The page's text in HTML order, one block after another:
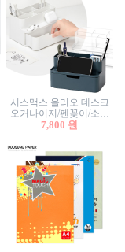
시스맥스 올리오 데스크
오거나이저/펜꽂이/소품
꽂이/소품함/정리함/수납
7,800 원